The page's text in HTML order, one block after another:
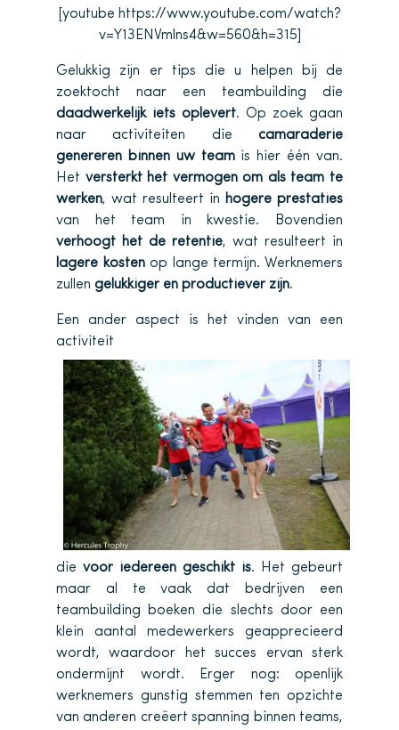
[youtube https://www.youtube.com/watch?
v=Y13ENVmlns4&w=560&h=315]
Gelukkig zijn er tips die u helpen bij de
zoektocht naar een teambuilding die
daadwerkelijk iets oplevert. Op zoek gaan
naar activiteiten die camaraderie
genereren binnen uw teamis hier één van.
Het versterkt het vermogen om als team te
werken, wat resulteert in hogere prestaties
van het team in kwestie. Bovendien
verhoogt het de retentie, wat resulteert in
lagere kostenop lange termijn. Werknemers
zullen gelukkiger en productiever zijn.
Een ander aspect is het vinden van een
activiteit
die voor iedereen geschikt is. Het gebeurt
maar al te vaak dat bedrijven een
teambuilding boeken die slechts door een
klein aantal medewerkers geapprecieerd
wordt, waardoor het succes ervan sterk
ondermijnt wordt. Erger nog: openlijk
werknemers gunstig stemmen ten opzichte
van anderen creëert spanning binnen teams,